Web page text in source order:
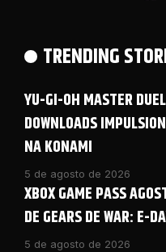
TRENDING
YU-GI-OH MASTER
DOWNLOADS
NA KONAMI
5 de agosto de 2026
XBOX GAME PASS
DE GEARS DE WAR: E-
5 de agosto de 2026